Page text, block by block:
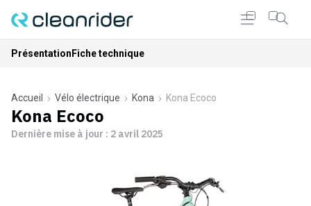
Présentation Fiche technique
Accueil Vélo électrique Kona Kona Ecoco
Kona Ecoco
Dernière mise à jour : 2 avril 2025